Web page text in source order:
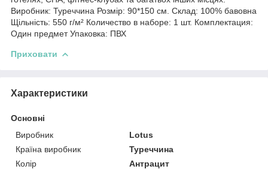
Виробник: Туреччина Розмір: 90*150 см. Склад: 100% бавовна
Щільність: 550 г/м² Количество в наборе: 1 шт. Комплектация:
Один предмет Упаковка: ПВХ
Приховати
Характеристики
Основні
Виробник
Lotus
Країна виробник
Туреччина
Колір
Антрацит